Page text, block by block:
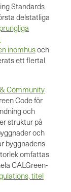
Standards
delstatliga
inomhusoch
ett flertal
Community
Code för
och
struktur på
och
byggnadens
omfattas
CALGreen-
titel